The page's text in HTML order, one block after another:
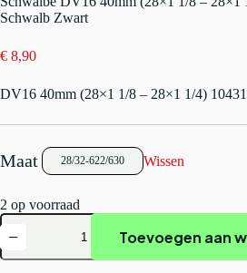
Schwalb Zwart
€ 8,90
DV16 40mm (28×1 1/8 – 28×1 1/4)
28/32-622/630 Wissen
2 op voorraad
Schwalbe
DV16
40mm
Toevoegen aan